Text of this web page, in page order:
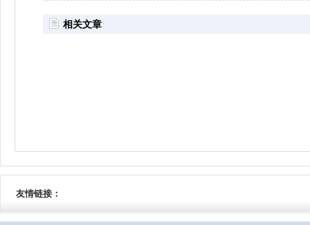
相关文章
友情链接：